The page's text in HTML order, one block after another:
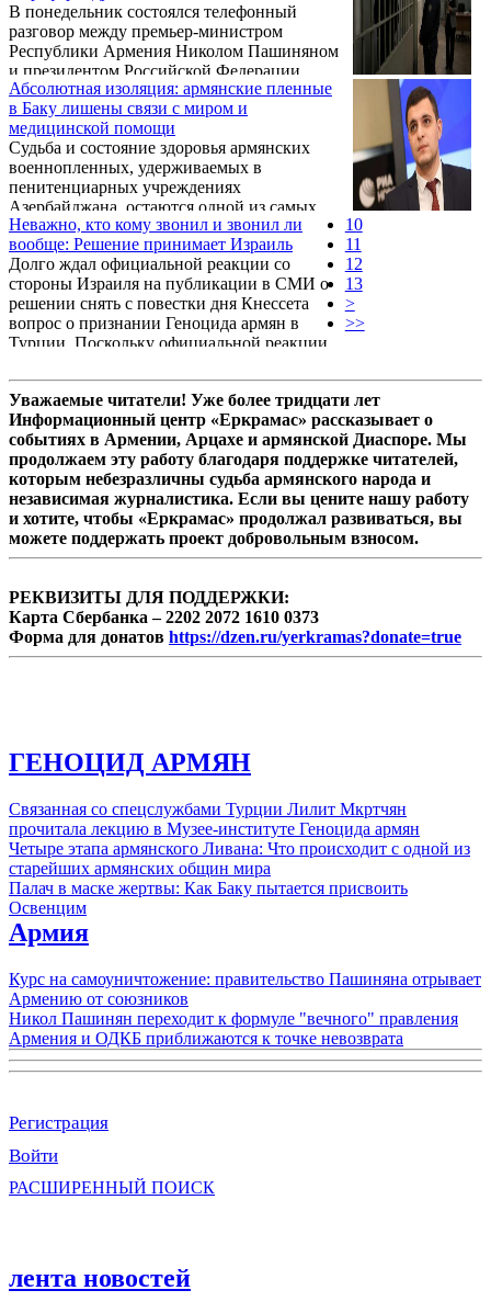
оказалась преждевременной.
В понедельник состоялся телефонный
разговор между премьер-министром
Республики Армения Николом Пашиняном
и президентом Российской Федерации
Владимиром Путиным. Как уточнил пресс-
секретарь российского президента Дмитрий
Песков, слова которого передает агентство
РИА Новости, беседа прошла по
инициативе армянской стороны. Особого
внимания заслуживает политический фон
этих переговоров. Ни в одном из
официальных релизов не упоминается,
поздравил ли Владимир Путин Никола
Пашиняна с победой на прошедших ...
Абсолютная изоляция: армянские пленные
в Баку лишены связи с миром и
медицинской помощи
Судьба и состояние здоровья армянских
военнопленных, удерживаемых в
пенитенциарных учреждениях
Азербайджана, остаются одной из самых
острых и закрытых гуманитарных проблем.
Заключенные лишены доступа к
независимым врачам, а их родственники
месяцами ждут коротких телефонных
звонков. На фоне сообщений о тяжелых
травмах и переломах, которые могут быть
прямым следствием пыток, юристы и
организации требуют немедленного
вмешательства структур ООН и
нейтральных государст ...
Неважно, кто кому звонил и звонил ли
вообще: Решение принимает Израиль
Долго ждал официальной реакции со
стороны Израиля на публикации в СМИ о
решении снять с повестки дня Кнессета
вопрос о признании Геноцида армян в
Турции. Поскольку официальной реакции
финальные мысли.
10
11
12
13
>
>>
Уважаемые читатели! Уже более тридцати лет
Информационный центр «Еркрамас» рассказывает о
событиях в Армении, Арцахе и армянской Диаспоре. Мы
продолжаем эту работу благодаря поддержке читателей,
которым небезразличны судьба армянского народа и
независимая журналистика. Если вы цените нашу работу
и хотите, чтобы «Еркрамас» продолжал развиваться, вы
можете поддержать проект добровольным взносом.
РЕКВИЗИТЫ ДЛЯ ПОДДЕРЖКИ:
Карта Сбербанка – 2202 2072 1610 0373
Форма для донатов https://dzen.ru/yerkramas?donate=true
ГЕНОЦИД АРМЯН
Связанная со спецслужбами Турции Лилит Мкртчян
прочитала лекцию в Музее-институте Геноцида армян
Четыре этапа армянского Ливана: Что происходит с одной из
старейших армянских общин мира
Палач в маске жертвы: Как Баку пытается присвоить
Освенцим
Армия
Курс на самоуничтожение: правительство Пашиняна отрывает
Армению от союзников
Никол Пашинян переходит к формуле "вечного" правления
Армения и ОДКБ приближаются к точке невозврата
Регистрация
Войти
РАСШИРЕННЫЙ ПОИСК
лента новостей